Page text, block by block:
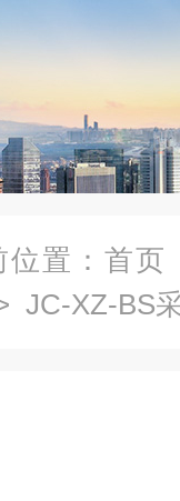
置： 首页
JC-XZ-BS